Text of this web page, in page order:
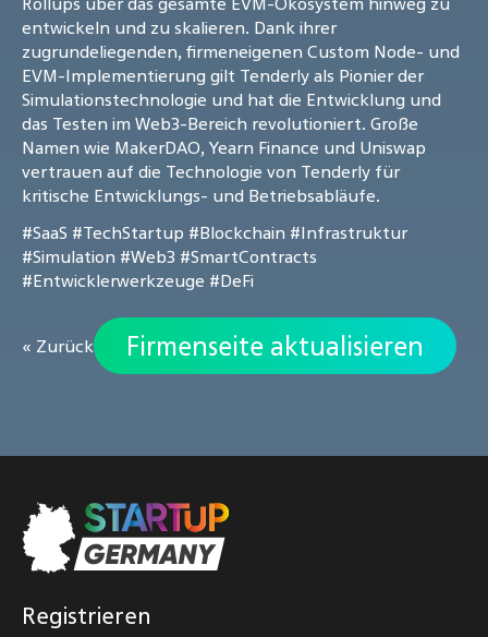
entwickeln und zu skalieren. Dank ihrer
zugrundeliegenden, firmeneigenen Custom Node- und
EVM-Implementierung gilt Tenderly als Pionier der
Simulationstechnologie und hat die Entwicklung und
das Testen im Web3-Bereich revolutioniert. Große
Namen wie MakerDAO, Yearn Finance und Uniswap
vertrauen auf die Technologie von Tenderly für
kritische Entwicklungs- und Betriebsabläufe.
#SaaS #TechStartup #Blockchain #Infrastruktur
#Simulation #Web3 #SmartContracts
#Entwicklerwerkzeuge #DeFi
« Zurück Firmenseite aktualisieren
Registrieren